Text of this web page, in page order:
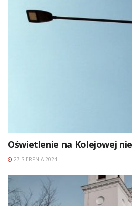
Oświetlenie na Kolejowej
27 SIERPNIA 2024